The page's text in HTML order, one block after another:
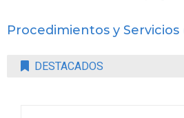
Procedimientos y Servicios
DESTACADOS